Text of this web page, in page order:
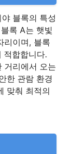
블록의 특성
록 A는 햇빛
리이며, 블록
적합합니다.
거리에서 오는
한 관람 환경
맞춰 최적의